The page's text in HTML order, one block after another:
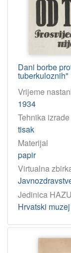
Dani borbe
tuberkuloznih"
Vrijeme
1934
Tehnika izrade
tisak
Materijal
papir
Virtualna
Jedinica HAZU
Hrvatski